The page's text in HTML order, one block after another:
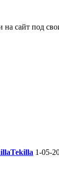
на сайт под
1-05-